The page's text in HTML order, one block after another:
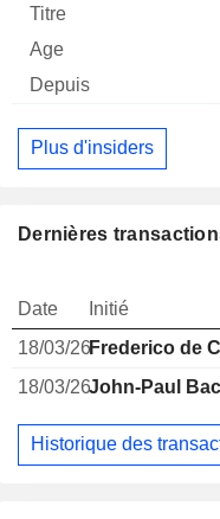
Plus d'insiders
Dernières
Date Initié
18/03/26Frederico de
18/03/26John-Paul
Historique des